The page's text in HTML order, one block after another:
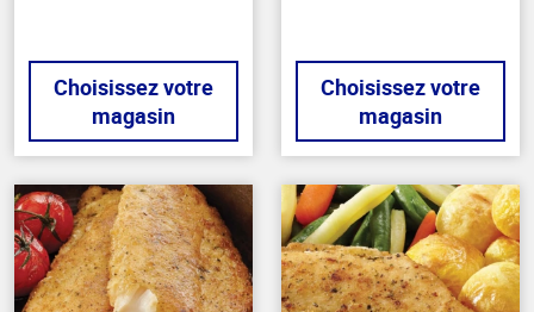
Choisissez votre
magasin
Choisissez votre
magasin